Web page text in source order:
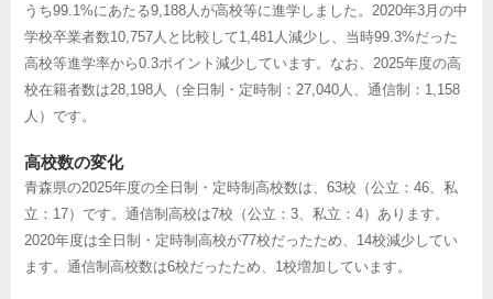
うち99.1%にあたる9,188人が高校等に進学しました。2020年3月の中
学校卒業者数10,757人と比較して1,481人減少し、当時99.3%だった
高校等進学率から0.3ポイント減少しています。なお、2025年度の高
校在籍者数は28,198人（全日制・定時制：27,040人、通信制：1,158
人）です。
高校数の変化
青森県の2025年度の全日制・定時制高校数は、63校（公立：46、私
立：17）です。通信制高校は7校（公立：3、私立：4）あります。
2020年度は全日制・定時制高校が77校だったため、14校減少してい
ます。通信制高校数は6校だったため、1校増加しています。